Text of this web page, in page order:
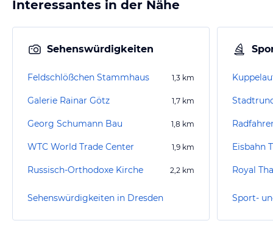
Interessantes in der Nähe
Sehenswürdigkeiten
Feldschlößchen Stammhaus 1,3 km
Galerie Rainar Götz 1,7 km
Georg Schumann Bau 1,8 km
WTC World Trade Center 1,9 km
Russisch-Orthodoxe Kirche 2,2 km
Sehenswürdigkeiten in Dresden
Royal